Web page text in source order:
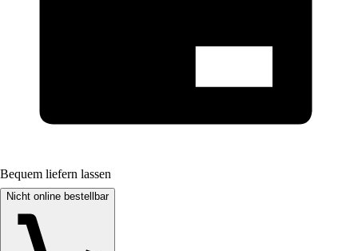
Bequem liefern lassen
Nicht online bestellbar